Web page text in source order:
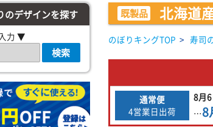
のデザインを探す
力 ▼
検索
既製品 北海道
のぼりキングTOP > 寿司
通常便
4営業日出荷
8月6
…8